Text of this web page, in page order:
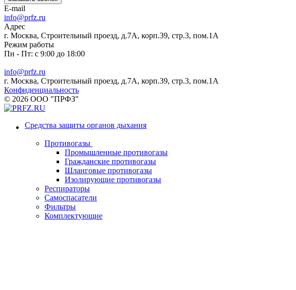
E-mail
info@prfz.ru
Адрес
г. Москва, Строительный проезд, д.7А, корп.39, стр.3, пом.1А
Режим работы
Пн - Пт: с 9:00 до 18:00
info@prfz.ru
г. Москва, Строительный проезд, д.7А, корп.39, стр.3, пом.1А
Конфиденциальность
© 2026 ООО "ПРФЗ"
Средства защиты органов дыхания
Противогазы
Промышленные противогазы
Гражданские противогазы
Шланговые противогазы
Изолирующие противогазы
Респираторы
Самоспасатели
Фильтры
Комплектующие